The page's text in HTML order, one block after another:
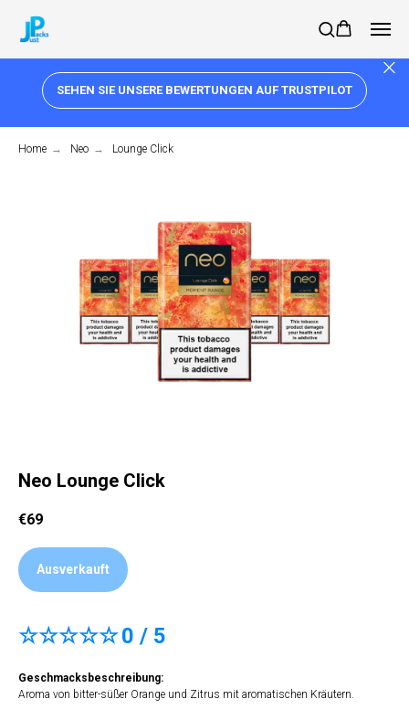
SEHEN SIE UNSERE BEWERTUNGEN AUF TRUSTPILOT
Home → Neo → Lounge Click
Neo Lounge Click
€69
Ausverkauft
☆☆☆☆☆0 / 5
Geschmacksbeschreibung:
Aroma von bitter-süßer Orange und Zitrus mit aromatischen Kräutern.